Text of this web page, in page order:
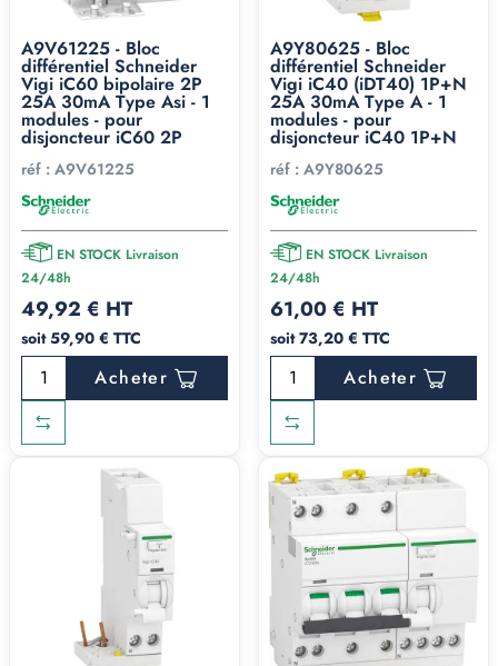
A9V61225 - Bloc
différentiel Schneider
Vigi iC60 bipolaire 2P
25A 30mA Type Asi - 1
modules - pour
disjoncteur iC60 2P
réf : A9V61225
EN STOCK Livraison
24/48h
49,92 € HT
soit 59,90 € TTC
Acheter
A9Y80625 - Bloc
différentiel Schneider
Vigi iC40 (iDT40) 1P+N
25A 30mA Type A - 1
modules - pour
disjoncteur iC40 1P+N
réf : A9Y80625
EN STOCK Livraison
24/48h
61,00 € HT
soit 73,20 € TTC
Acheter